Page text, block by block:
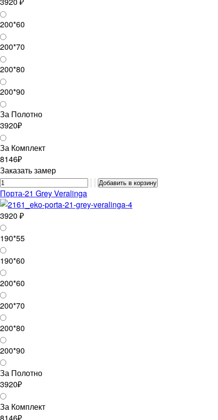
200*60
200*70
200*80
200*90
За Полотно
3920₽
За Комплект
8146₽
Заказать замер
Порта-21 Grey Veralinga
3920 ₽
190*55
190*60
200*60
200*70
200*80
200*90
За Полотно
3920₽
За Комплект
8146₽